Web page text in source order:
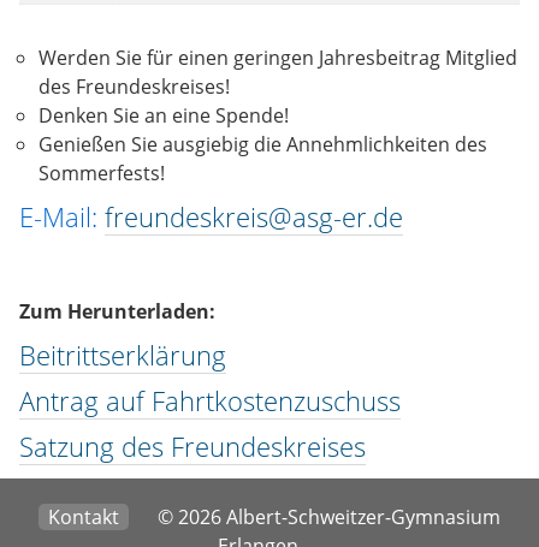
Werden Sie für einen geringen Jahresbeitrag Mitglied
des Freundeskreises!
Denken Sie an eine Spende!
Genießen Sie ausgiebig die Annehmlichkeiten des
Sommerfests!
E-Mail: freundeskreis@asg-er.de
Zum Herunterladen:
Beitrittserklärung
Antrag auf Fahrtkostenzuschuss
Satzung des Freundeskreises
Kontakt
© 2026 Albert-Schweitzer-Gymnasium